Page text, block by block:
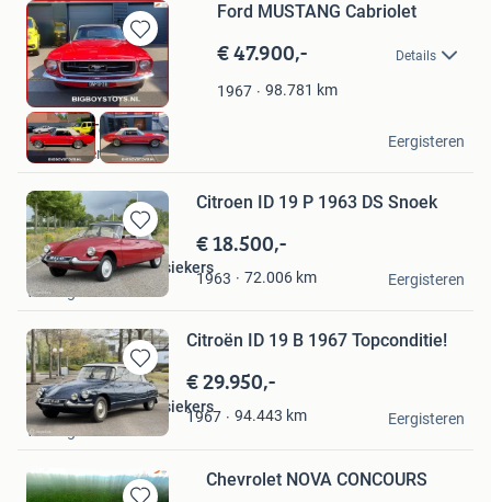
Bewaren
in
Mijn
Favorieten
Ford MUSTANG Cabriolet
€ 47.900,- Details
1967 98.781 km
Big Boys Toys B.V.
Hoevelaken
Eergisteren
Bewaren
in
Mijn
Favorieten
Citroen ID 19 P 1963 DS Snoek
€ 18.500,-
1963 72.006 km
Gerard Kramer Klassiekers
Wolvega
Eergisteren
Bewaren
in
Mijn
Favorieten
Citroën ID 19 B 1967 Topconditie!
€ 29.950,-
1967 94.443 km
Gerard Kramer Klassiekers
Wolvega
Eergisteren
Chevrolet NOVA CONCOURS